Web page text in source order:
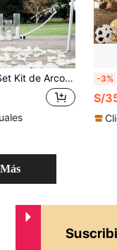
de 180cm a 200cm, Aro de Globos, Corona de Flores Plástica, Base para Globos, Decoraciones para Bodas, Cumpleaños, Fiestas, Baby Shower, Aniversarios -3%
S/